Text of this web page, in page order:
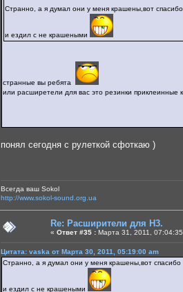
Странно, а я думал они у меня крашены,вот спасибо
и ездил с не крашеными
странные вы ребята
или расширетели для вас это резинки приклеинные
понял сегодня с рулеткой сфоткаю )
Всегда ваш Sokol
http://www.sokol-sound.org.ua
Re: Расширители для Н3.
« Ответ #35 : Марта 31, 2011,
Цитата: vaska от Марта 30, 2011, 05:19:00 am
Странно, а я думал они у меня крашены,вот спасибо
и ездил с не крашеными